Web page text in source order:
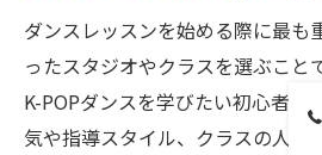
ダンスレッスンを始める際に最も
ったスタジオやクラスを選ぶこと
K-POPダンスを学びたい初心者の
気や指導スタイル、クラスの人数